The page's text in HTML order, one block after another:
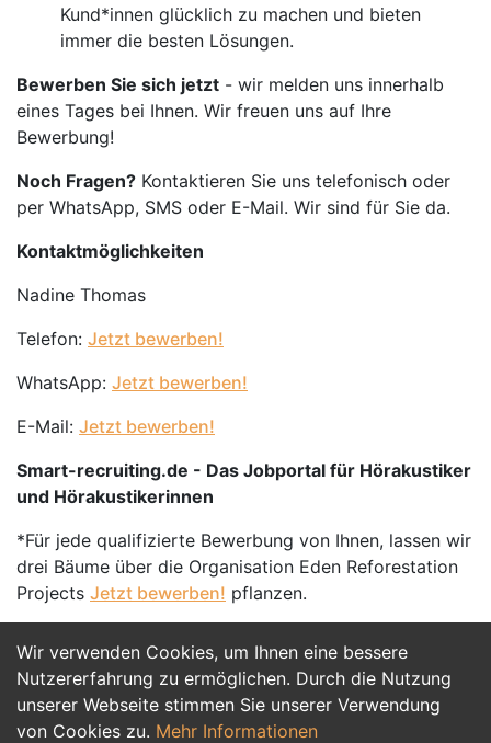
Wir verwenden Cookies, um Ihnen eine bessere
Nutzererfahrung zu ermöglichen. Durch die Nutzung
unserer Webseite stimmen Sie unserer Verwendung
von Cookies zu. Mehr Informationen
Kund*innen glücklich zu machen und bieten
immer die besten Lösungen.
Bewerben Sie sich jetzt - wir melden uns innerhalb
eines Tages bei Ihnen. Wir freuen uns auf Ihre
Bewerbung!
Noch Fragen? Kontaktieren Sie uns telefonisch oder
per WhatsApp, SMS oder E-Mail. Wir sind für Sie da.
Kontaktmöglichkeiten
Nadine Thomas
Telefon: Jetzt bewerben!
WhatsApp: Jetzt bewerben!
E-Mail: Jetzt bewerben!
Smart-recruiting.de - Das Jobportal für Hörakustiker
und Hörakustikerinnen
*Für jede qualifizierte Bewerbung von Ihnen, lassen wir
drei Bäume über die Organisation Eden Reforestation
Projects Jetzt bewerben! pflanzen.
Jetzt Bewerben